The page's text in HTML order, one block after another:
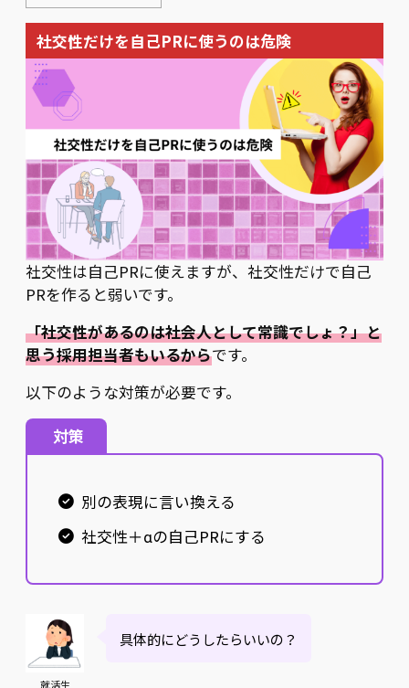
社交性だけを自己PRに使うのは危険
社交性は自己PRに使えますが、社交性だけで自己
PRを作ると弱いです。
「社交性があるのは社会人として常識でしょ？」と
思う採用担当者もいるからです。
以下のような対策が必要です。
対策
別の表現に言い換える
社交性＋αの自己PRにする
就活生
具体的にどうしたらいいの？